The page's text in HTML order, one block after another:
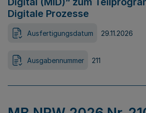
Digitale Prozesse
Ausfertigungsdatum 29.11.2026
Ausgabennummer 211